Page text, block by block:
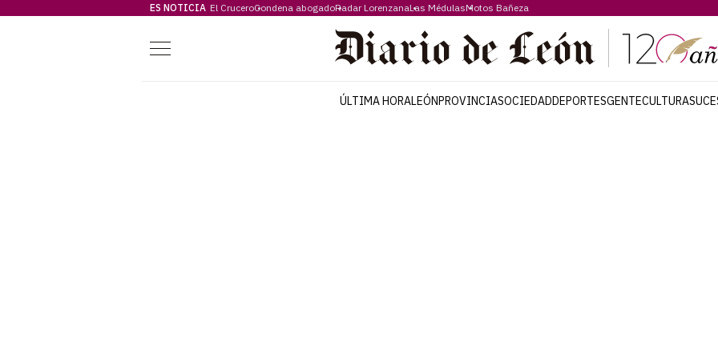
ES NOTICIA El CruceroCondena abogadoRadar LorenzanaLas MédulasMotos Bañeza
Menú
ÚLTIMA HORALEÓNPROVINCIASOCIEDADDEPORTESGENTECULTURA